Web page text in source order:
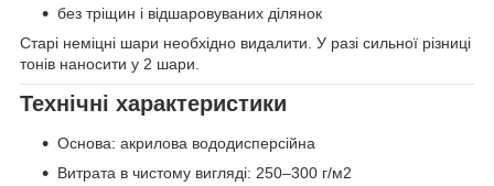
без тріщин і відшаровуваних ділянок
Старі неміцні шари необхідно видалити. У разі сильної різниці
тонів наносити у 2 шари.
Технічні характеристики
Основа: акрилова вододисперсійна
Витрата в чистому вигляді: 250–300 г/м2